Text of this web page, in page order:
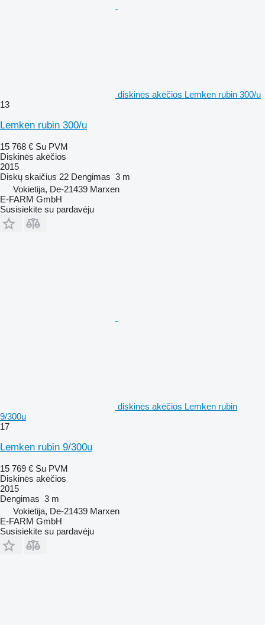
diskinės akėčios Lemken rubin 300/u
13
Lemken rubin 300/u
15 768 € Su PVM
Diskinės akėčios
2015
Diskų skaičius 22 Dengimas 3 m
Vokietija, De-21439 Marxen
E-FARM GmbH
Susisiekite su pardavėju
diskinės akėčios Lemken rubin
9/300u
17
Lemken rubin 9/300u
15 769 € Su PVM
Diskinės akėčios
2015
Dengimas 3 m
Vokietija, De-21439 Marxen
E-FARM GmbH
Susisiekite su pardavėju